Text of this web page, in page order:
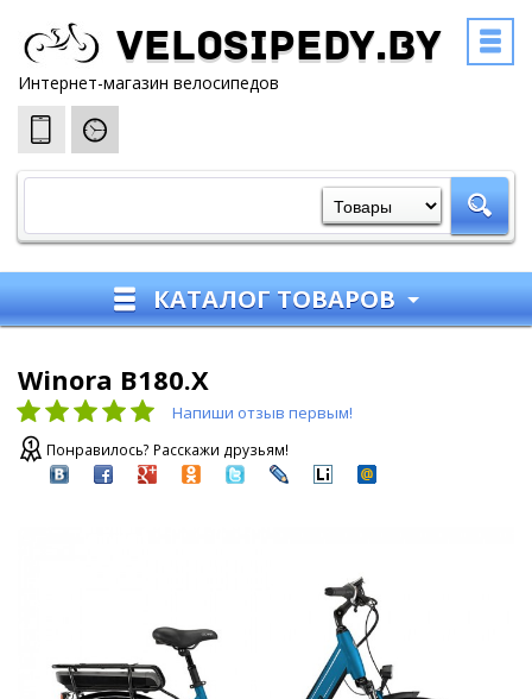
Velosipedy.by
Интернет-магазин велосипедов
КАТАЛОГ ТОВАРОВ
Winora B180.X
Напиши отзыв первым!
Понравилось? Расскажи друзьям!